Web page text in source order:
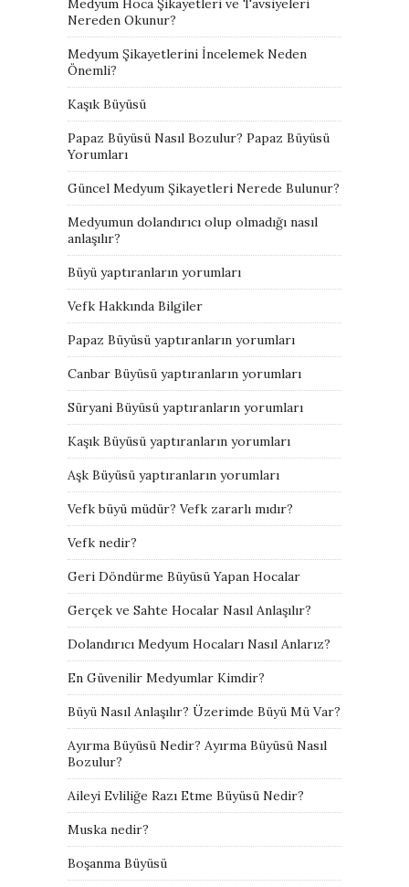
Medyum Hoca Şikayetleri ve Tavsiyeleri
Nereden Okunur?
Medyum Şikayetlerini İncelemek Neden
Önemli?
Kaşık Büyüsü
Papaz Büyüsü Nasıl Bozulur? Papaz Büyüsü
Yorumları
Güncel Medyum Şikayetleri Nerede Bulunur?
Medyumun dolandırıcı olup olmadığı nasıl
anlaşılır?
Büyü yaptıranların yorumları
Vefk Hakkında Bilgiler
Papaz Büyüsü yaptıranların yorumları
Canbar Büyüsü yaptıranların yorumları
Süryani Büyüsü yaptıranların yorumları
Kaşık Büyüsü yaptıranların yorumları
Aşk Büyüsü yaptıranların yorumları
Vefk büyü müdür? Vefk zararlı mıdır?
Vefk nedir?
Geri Döndürme Büyüsü Yapan Hocalar
Gerçek ve Sahte Hocalar Nasıl Anlaşılır?
Dolandırıcı Medyum Hocaları Nasıl Anlarız?
En Güvenilir Medyumlar Kimdir?
Büyü Nasıl Anlaşılır? Üzerimde Büyü Mü Var?
Ayırma Büyüsü Nedir? Ayırma Büyüsü Nasıl
Bozulur?
Aileyi Evliliğe Razı Etme Büyüsü Nedir?
Muska nedir?
Boşanma Büyüsü